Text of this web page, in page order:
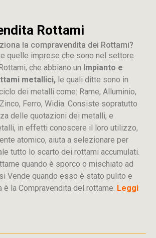
Rottami
la compravendita dei Rottami?
quelle imprese che sono nel settore
che abbiano un Impianto e
metallici, le quali ditte sono in
dei metalli come: Rame, Alluminio,
Ferro, Widia. Consiste sopratutto
delle quotazioni dei metalli, e
in effetti conoscere il loro utilizzo,
atomico, aiuta a selezionare per
tutto lo scarto dei rottami accumulati.
quando è sporco o mischiato ad
Vende quando esso è stato pulito e
è la Compravendita del rottame. Leggi